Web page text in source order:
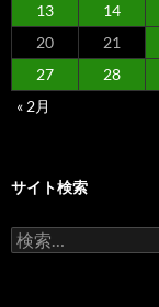
13
14
20
21
27
28
« 2月
サイト検索
検
索: